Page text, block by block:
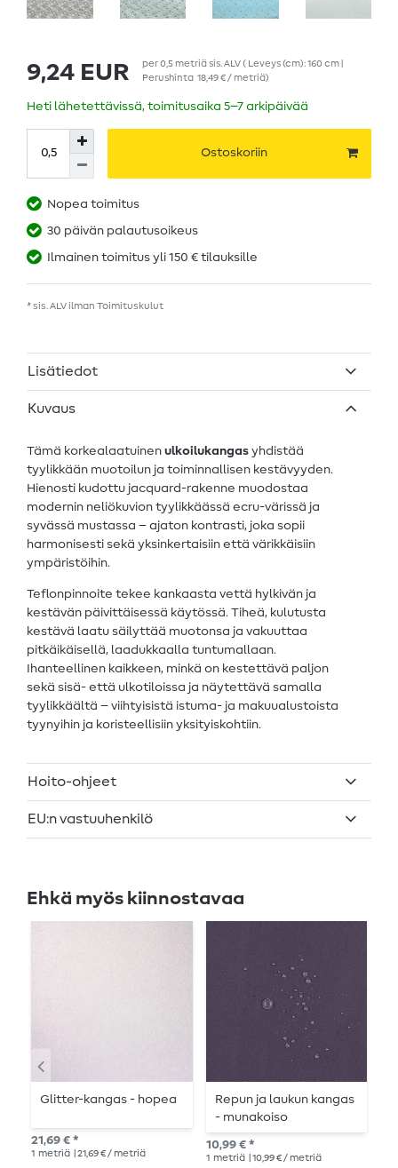
9,24 EUR per0,5 metriäsis. ALV( Leveys (cm): 160 cm |
Perushinta 18,49 € / metriä)
Heti lähetettävissä, toimitusaika 5–7 arkipäivää
Ostoskoriin
Nopea toimitus
30 päivän palautusoikeus
Ilmainen toimitus yli 150 € tilauksille
* sis. ALV ilman Toimituskulut
Lisätiedot
Kuvaus
Tämä korkealaatuinen ulkoilukangas yhdistää
tyylikkään muotoilun ja toiminnallisen kestävyyden.
Hienosti kudottu jacquard-rakenne muodostaa
modernin neliökuvion tyylikkäässä ecru-värissä ja
syvässä mustassa – ajaton kontrasti, joka sopii
harmonisesti sekä yksinkertaisiin että värikkäisiin
ympäristöihin.
Teflonpinnoite tekee kankaasta vettä hylkivän ja
kestävän päivittäisessä käytössä. Tiheä, kulutusta
kestävä laatu säilyttää muotonsa ja vakuuttaa
pitkäikäisellä, laadukkaalla tuntumallaan.
Ihanteellinen kaikkeen, minkä on kestettävä paljon
sekä sisä- että ulkotiloissa ja näytettävä samalla
tyylikkäältä – viihtyisistä istuma- ja makuualustoista
tyynyihin ja koristeellisiin yksityiskohtiin.
Hoito-ohjeet
EU:n vastuuhenkilö
Ehkä myös kiinnostavaa
Glitter-kangas - hopea
21,69 € *
1 metriä | 21,69 € / metriä
Repun ja laukun kangas
- munakoiso
10,99 € *
1 metriä | 10,99 € / metriä